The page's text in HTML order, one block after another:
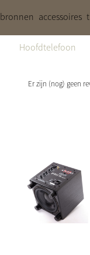
bronnen accessoires
Hoofdtelefoon
Er zijn (nog) geen